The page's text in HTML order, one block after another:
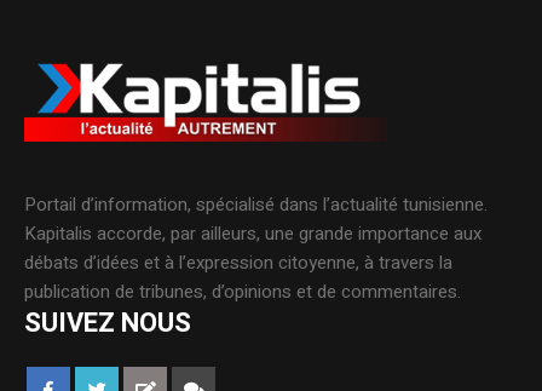
Portail d’information, spécialisé dans l’actualité tunisienne.
Kapitalis accorde, par ailleurs, une grande importance aux
débats d’idées et à l’expression citoyenne, à travers la
publication de tribunes, d’opinions et de commentaires.
SUIVEZ NOUS